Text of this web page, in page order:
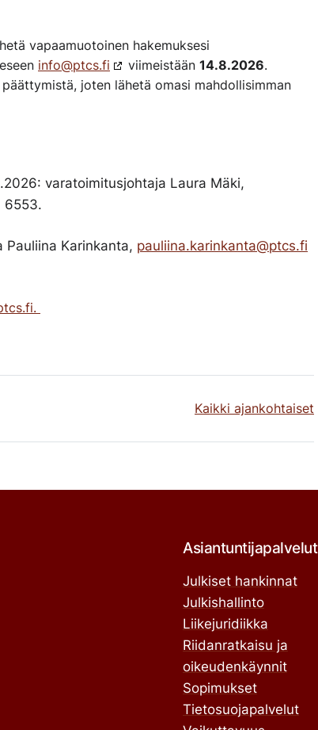
vapaamuotoinen hakemuksesi
info@ptcs.fi viimeistään 14.8.2026.
joten lähetä omasi mahdollisimman
varatoimitusjohtaja Laura Mäki,
6553.
Pauliina Karinkanta, pauliina.karinkanta@ptcs.fi
Kaikki ajankohtaiset
Asiantuntijapalvelut
Julkiset hankinnat
Julkishallinto
Liikejuridiikka
Riidanratkaisu ja
oikeudenkäynnit
Sopimukset
Tietosuojapalvelut